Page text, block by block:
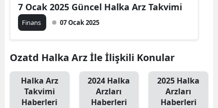
7 Ocak 2025 Güncel Halka Arz Takvimi
Finans 07 Ocak 2025
Ozatd Halka Arz İle İlişkili Konular
Halka Arz
Takvimi
Haberleri
2024 Halka
Arzları
Haberleri
2025 Halka
Arzları
Haberleri